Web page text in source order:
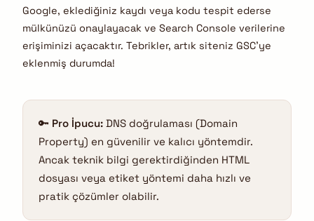
Google, eklediğiniz kaydı veya kodu tespit ederse
mülkünüzü onaylayacak ve Search Console verilerine
erişiminizi açacaktır. Tebrikler, artık siteniz GSC’ye
eklenmiş durumda!
🔑 Pro İpucu: DNS doğrulaması (Domain
Property) en güvenilir ve kalıcı yöntemdir.
Ancak teknik bilgi gerektirdiğinden HTML
dosyası veya etiket yöntemi daha hızlı ve
pratik çözümler olabilir.